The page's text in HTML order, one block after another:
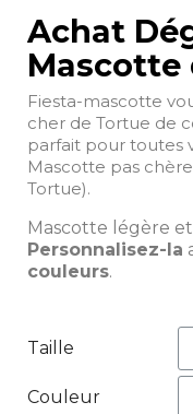
Achat
Mascotte
Fiesta-mascotte
cher de Tortue de
parfait pour toutes
Mascotte pas
Tortue).
Mascotte légère et
Personnalisez-la
couleurs.
Taille
Couleur